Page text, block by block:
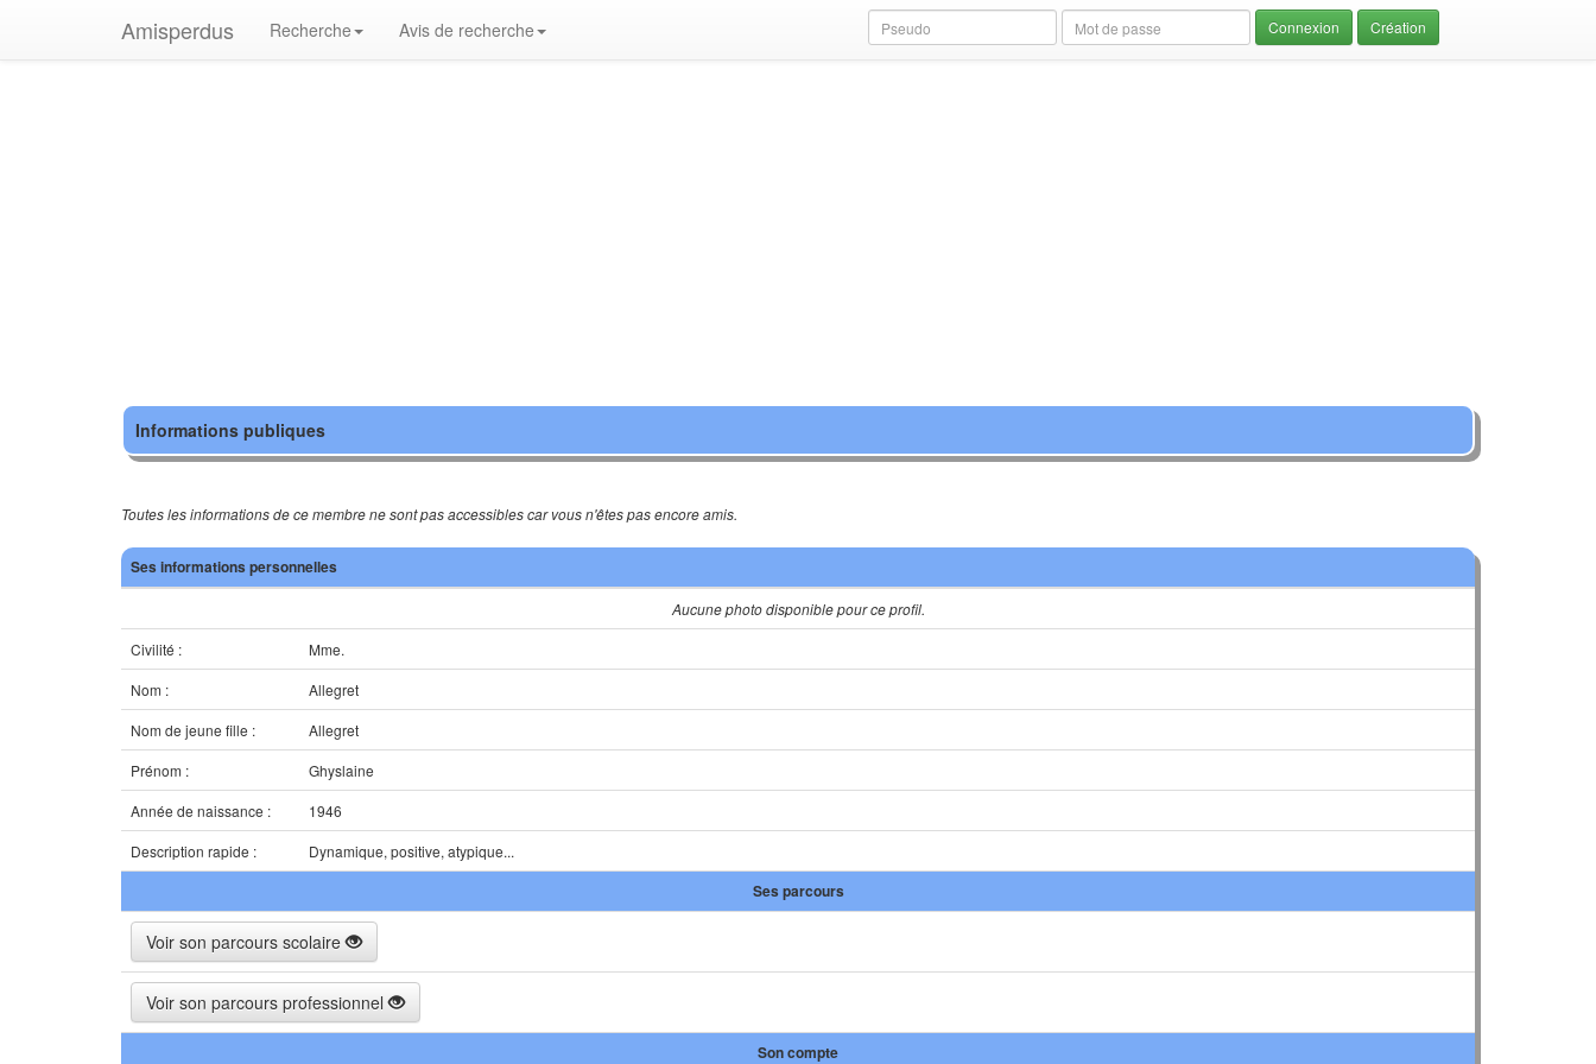
Amisperdus Recherche Avis de recherche Création
Informations publiques
Toutes les informations de ce membre ne sont pas accessibles car vous n'êtes pas encore amis.
Ses informations personnelles
Aucune photo disponible pour ce profil.
Civilité :
Mme.
Nom :
Allegret
Nom de jeune fille :
Allegret
Prénom :
Ghyslaine
Année de naissance :
1946
Description rapide :
Dynamique, positive, atypique...
Ses parcours
Voir son parcours scolaire
Voir son parcours professionnel
Son compte